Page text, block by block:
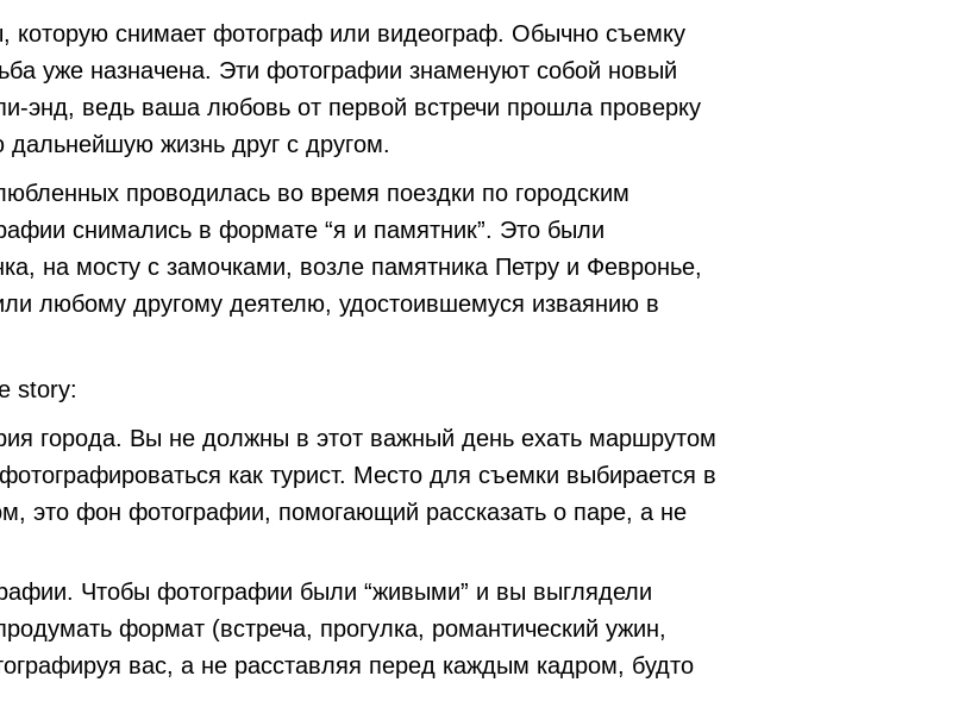
которую снимает фотограф или видеограф. Обычно съемку
уже назначена. Эти фотографии знаменуют собой новый
энд, ведь ваша любовь от первой встречи прошла проверку
жизнь друг с другом.
проводилась во время поездки по городским
снимались в формате “я и памятник”. Это были
на мосту с замочками, возле памятника Петру и Февронье,
любому другому деятелю, удостоившемуся изваянию в
story:
города. Вы не должны в этот важный день ехать маршрутом
как турист. Место для съемки выбирается в
это фон фотографии, помогающий рассказать о паре, а не
. Чтобы фотографии были “живыми” и вы выглядели
формат (встреча, прогулка, романтический ужин,
вас, а не расставляя перед каждым кадром, будто